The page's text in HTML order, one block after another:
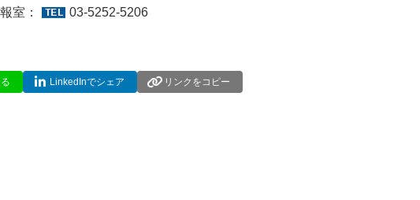
室：
03-5252-5206
LinkedInでシェア リンクをコピー